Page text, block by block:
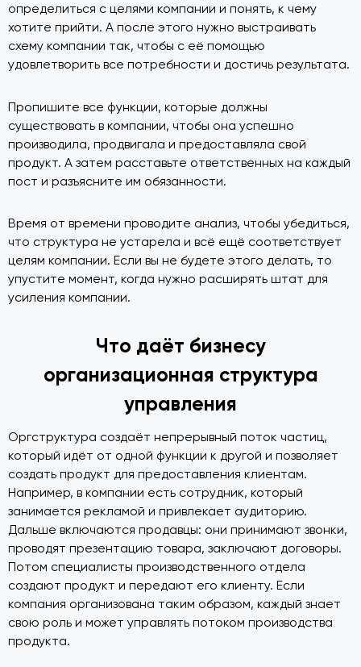
определиться с целями компании и понять, к чему
хотите прийти. А после этого нужно выстраивать
схему компании так, чтобы с её помощью
удовлетворить все потребности и достичь результата.
Пропишите все функции, которые должны
существовать в компании, чтобы она успешно
производила, продвигала и предоставляла свой
продукт. А затем расставьте ответственных на каждый
пост и разъясните им обязанности.
Время от времени проводите анализ, чтобы убедиться,
что структура не устарела и всё ещё соответствует
целям компании. Если вы не будете этого делать, то
упустите момент, когда нужно расширять штат для
усиления компании.
Что даёт бизнесу
организационная структура
управления
Оргструктура создаёт непрерывный поток частиц,
который идёт от одной функции к другой и позволяет
создать продукт для предоставления клиентам.
Например, в компании есть сотрудник, который
занимается рекламой и привлекает аудиторию.
Дальше включаются продавцы: они принимают звонки,
проводят презентацию товара, заключают договоры.
Потом специалисты производственного отдела
создают продукт и передают его клиенту. Если
компания организована таким образом, каждый знает
свою роль и может управлять потоком производства
продукта.